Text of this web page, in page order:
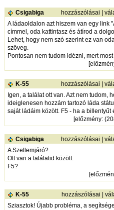
Csigabiga hozzászólásai
A ládaoldalon azt hiszem van egy link
címmel, oda kattintasz és átírod a
Lehet, hogy nem szó szerint ez van
szöveg.
Pontosan nem tudom idézni, mert
[
K-55 hozzászólásai
Igen, a találat ott van. Azt nem tudom,
ideiglenesen hozzám tartozó láda
saját ládáim között. F5 - ha a billentyűt
[előzmény:
Csigabiga hozzászólásai
A Szellemjáró?
Ott van a találatid között.
F5?
[
K-55 hozzászólásai
Sziasztok! Újabb probléma, a